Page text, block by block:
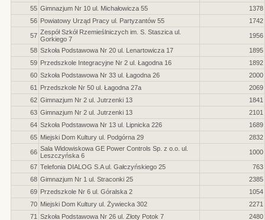
55 Gimnazjum Nr 10 ul. Michałowicza 55
1378
56 Powiatowy Urząd Pracy ul. Partyzantów 55 1742
57 Zespół Szkół Rzemieślniczych im. S. Staszica ul.
Gorkiego 7
1956
58 Szkoła Podstawowa Nr 20 ul. Lenartowicza 17
1895
59 Przedszkole Integracyjne Nr 2 ul. Łagodna 16
1892
60 Szkoła Podstawowa Nr 33 ul. Łagodna 26
2000
61
Przedszkole Nr 50 ul. Łagodna 27a
2069
62 Gimnazjum Nr 2 ul. Jutrzenki 13
1841
63 Gimnazjum Nr 2 ul. Jutrzenki 13
2101
64 Szkoła Podstawowa Nr 13 ul. Lipnicka 226
1689
65 Miejski Dom Kultury ul. Podgórna 29 2832
66 Sala Widowiskowa GE Power Controls Sp. z o.o. ul.
Leszczyńska 6
1000
67 Telefonia DIALOG S.A ul. Gałczyńskiego 25
763
68 Gimnazjum Nr 1 ul. Straconki 25
2385
69 Przedszkole Nr 6 ul. Góralska 2
1054
70 Miejski Dom Kultury ul. Żywiecka 302
2271
71 Szkoła Podstawowa Nr 26 ul. Złoty Potok 7
2480